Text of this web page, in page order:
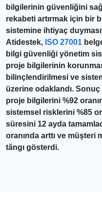
bilgilerinin güvenliğini
rekabeti artırmak için bir
sistemine ihtiyaç
Atidestek, ISO 27001
bilgi güvenliği yönetim
proje bilgilerinin
bilinçlendirilmesi ve
üzerine odaklandı.
proje bilgilerini %92
sistemsel risklerini %85
süresini 12 ayda
oranında arttı ve müşteri
tăngı gösterdi.